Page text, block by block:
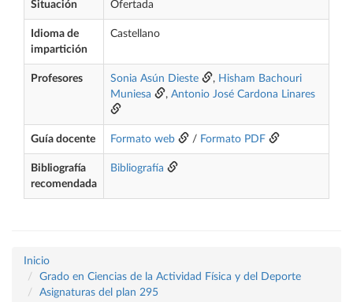
Situación Ofertada
Idioma de
impartición
Castellano
Profesores Sonia Asún Dieste , Hisham Bachouri
Muniesa
, Antonio José Cardona Linares
Guía docente Formato web / Formato PDF
Bibliografía
recomendada
Bibliografía
Inicio
Grado en Ciencias de la Actividad Física y del Deporte
Asignaturas del plan 295